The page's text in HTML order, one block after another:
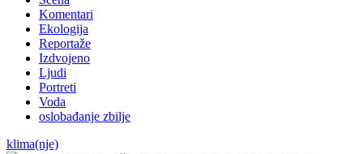
Komentari
Ekologija
Reportaže
Izdvojeno
Ljudi
Portreti
Voda
oslobađanje zbilje
klima(nje)